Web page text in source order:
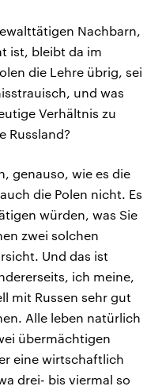
Nachbarn,
ist, bleibt da im
die Lehre übrig, sei
und was
Verhältnis zu
Russland?
genauso, wie es die
die Polen nicht. Es
würden, was Sie
zwei solchen
Und das ist
ich meine,
mit Russen sehr gut
Alle leben natürlich
übermächtigen
eine wirtschaftlich
drei- bis viermal so